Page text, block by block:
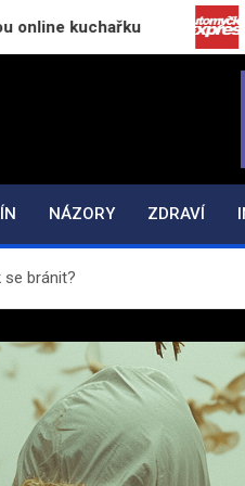
Automyčka
NÁZORY ZDRAVÍ
se bránit?